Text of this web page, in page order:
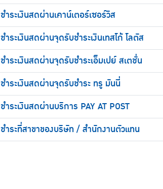
ชำระเงินสดผ่านเคาน์เตอร์เซอร์วิส
ชำระเงินสดผ่านจุดรับชำระเงินเทสโก้ โลตัส
ชำระเงินสดผ่านจุดรับชำระเอ็มเปย์ สเตชั่น
ชำระเงินสดผ่านจุดรับชำระ ทรู มันนี่
ชำระเงินสดผ่านบริการ PAY AT POST
ชำระที่สาขาของบริษัท / สำนักงานตัวแทน